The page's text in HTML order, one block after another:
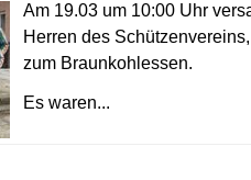
Am 19.03 um 10:00 Uhr
Herren des
zum Braunkohlessen.
Es waren...